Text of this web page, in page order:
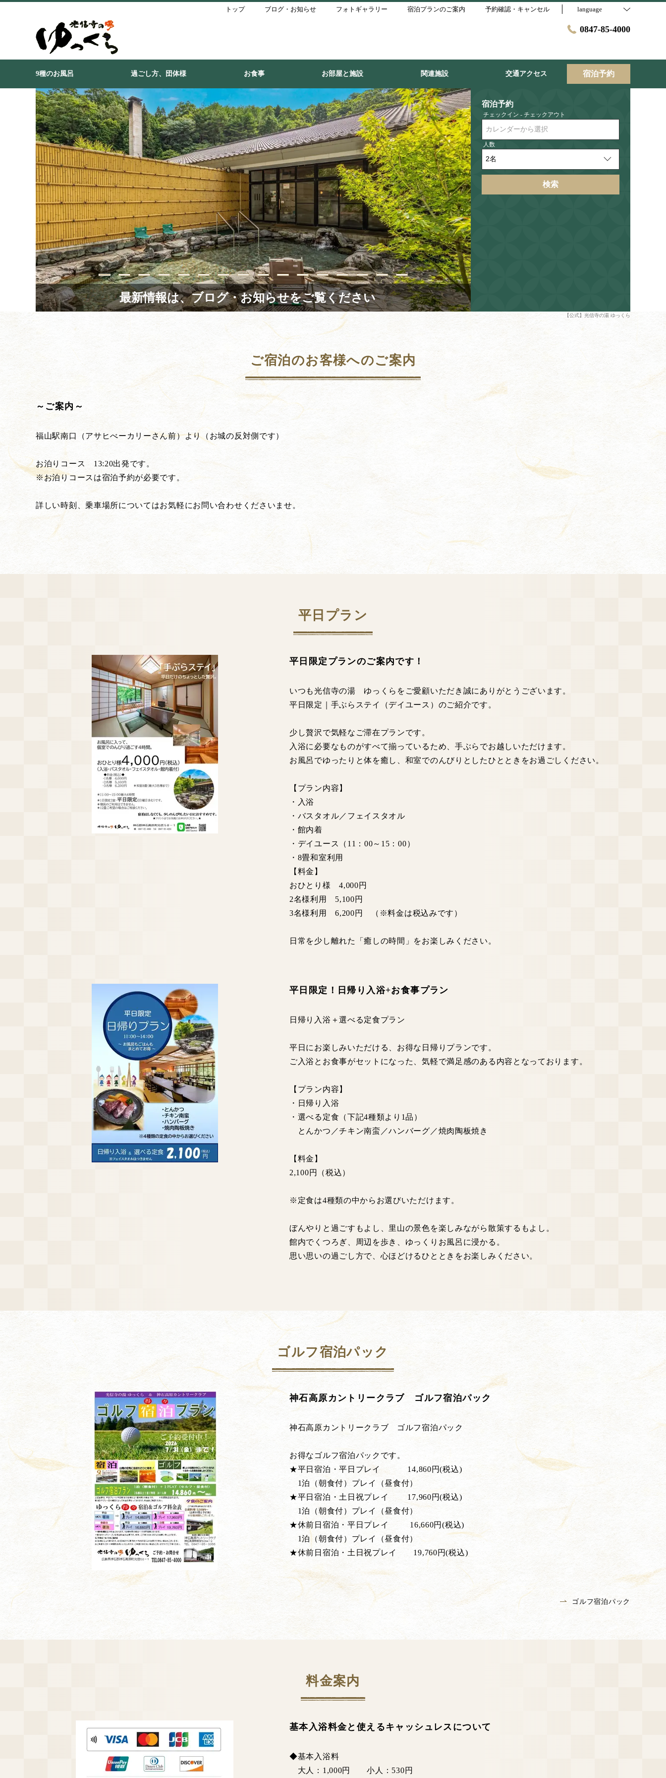
トップ ブログ・お知らせ フォトギャラリー 宿泊プランのご案内 予約確認・キャンセル language
0847-85-4000
9種のお風呂 過ごし方、団体様 お食事 お部屋と施設 関連施設 交通アクセス 宿泊予約
最新情報は、ブログ・お知らせをご覧ください
宿泊予約
チェックイン - チェックアウト
カレンダーから選択
人数
検索
【公式】光信寺の湯 ゆっくら
ご宿泊のお客様へのご案内
～ご案内～
福山駅南口（アサヒべーカリーさん前）より（お城の反対側です）
お泊りコース 13:20出発です。
※お泊りコースは宿泊予約が必要です。
詳しい時刻、乗車場所についてはお気軽にお問い合わせくださいませ。
平日プラン
平日限定プランのご案内です！
いつも光信寺の湯 ゆっくらをご愛顧いただき誠にありがとうございます。
平日限定｜手ぶらステイ（デイユース）のご紹介です。
少し贅沢で気軽なご滞在プランです。
入浴に必要なものがすべて揃っているため、手ぶらでお越しいただけます。
お風呂でゆったりと体を癒し、和室でのんびりとしたひとときをお過ごしください。
【プラン内容】
・入浴
・バスタオル／フェイスタオル
・館内着
・デイユース（11：00～15：00）
・8畳和室利用
【料金】
おひとり様 4,000円
2名様利用 5,100円
3名様利用 6,200円 （※料金は税込みです）
日常を少し離れた「癒しの時間」をお楽しみください。
平日限定！日帰り入浴+お食事プラン
日帰り入浴＋選べる定食プラン
平日にお楽しみいただける、お得な日帰りプランです。
ご入浴とお食事がセットになった、気軽で満足感のある内容となっております。
【プラン内容】
・日帰り入浴
・選べる定食（下記4種類より1品）
とんかつ／チキン南蛮／ハンバーグ／焼肉陶板焼き
【料金】
2,100円（税込）
※定食は4種類の中からお選びいただけます。
ぼんやりと過ごすもよし、里山の景色を楽しみながら散策するもよし。
館内でくつろぎ、周辺を歩き、ゆっくりお風呂に浸かる。
思い思いの過ごし方で、心ほどけるひとときをお楽しみください。
ゴルフ宿泊パック
神石高原カントリークラブ ゴルフ宿泊パック
神石高原カントリークラブ ゴルフ宿泊パック
お得なゴルフ宿泊パックです。
★平日宿泊・平日プレイ 14,860円(税込)
1泊（朝食付）プレイ（昼食付）
★平日宿泊・土日祝プレイ 17,960円(税込)
1泊（朝食付）プレイ（昼食付）
★休前日宿泊・平日プレイ 16,660円(税込)
1泊（朝食付）プレイ（昼食付）
★休前日宿泊・土日祝プレイ 19,760円(税込)
ゴルフ宿泊パック
料金案内
基本入浴料金と使えるキャッシュレスについて
◆基本入浴料
大人：1,000円 小人：530円